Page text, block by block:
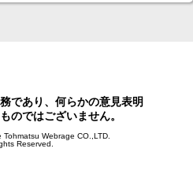
であり、何らかの意見表明
のではございません。
Webrage CO.,LTD.
Reserved.